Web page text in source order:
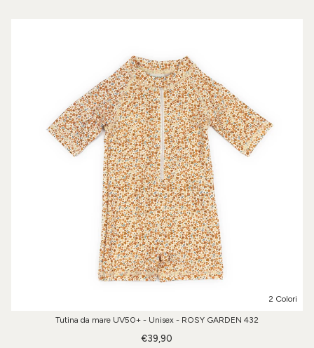
2 Colori
Tutina da mare UV50+ - Unisex - ROSY GARDEN 432
€39,90